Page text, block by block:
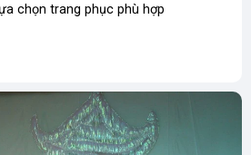
chọn trang phục phù hợp